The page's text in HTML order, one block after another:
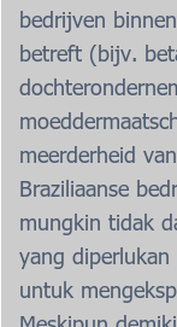
bedrijven
betreft (bijv.
meerderheid
Braziliaanse
mungkin tidak
yang
untuk